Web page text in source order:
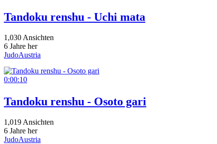
Tandoku renshu - Uchi mata
1,030 Ansichten
6 Jahre her
JudoAustria
0:00:10
Tandoku renshu - Osoto gari
1,019 Ansichten
6 Jahre her
JudoAustria